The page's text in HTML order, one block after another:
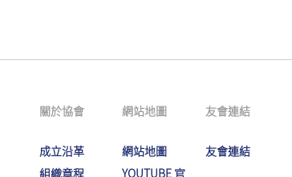
關於協會
成立沿革
組織章程
網站地圖
網站地圖
YOUTUBE 官
友會連結
友會連結